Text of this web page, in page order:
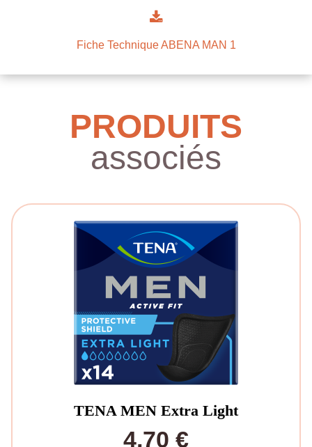
Fiche Technique ABENA MAN 1
PRODUITS
associés
TENA MEN Extra Light
4,70 €